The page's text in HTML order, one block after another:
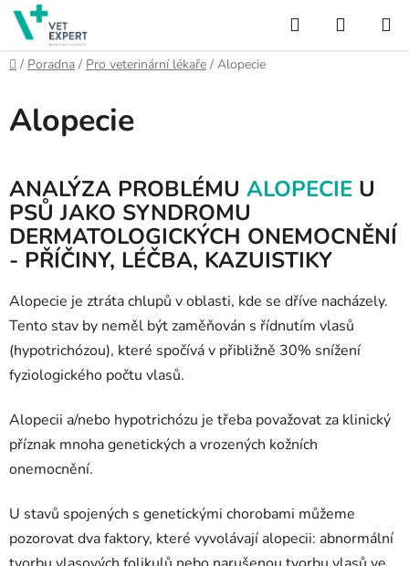
Přejít
obsah
Hledat
KOŠÍK
Domů
/ Poradna / Pro veterinární lékaře / Alopecie
Alopecie
ANALÝZA PROBLÉMU ALOPECIE U
PSŮ JAKO SYNDROMU
DERMATOLOGICKÝCH ONEMOCNĚNÍ
- PŘÍČINY, LÉČBA, KAZUISTIKY
Alopecie je ztráta chlupů v oblasti, kde se dříve nacházely.
Tento stav by neměl být zaměňován s řídnutím vlasů
(hypotrichózou), které spočívá v přibližně 30% snížení
fyziologického počtu vlasů.
Alopecii a/nebo hypotrichózu je třeba považovat za klinický
příznak mnoha genetických a vrozených kožních
onemocnění.
U stavů spojených s genetickými chorobami můžeme
pozorovat dva faktory, které vyvolávají alopecii: abnormální